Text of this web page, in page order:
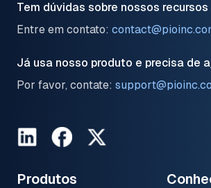
Tem dúvidas sobre nossos recursos
Entre em contato:
Já usa nosso produto e precisa de
Por favor, contate:
LinkedInFacebookTwitter
Produtos